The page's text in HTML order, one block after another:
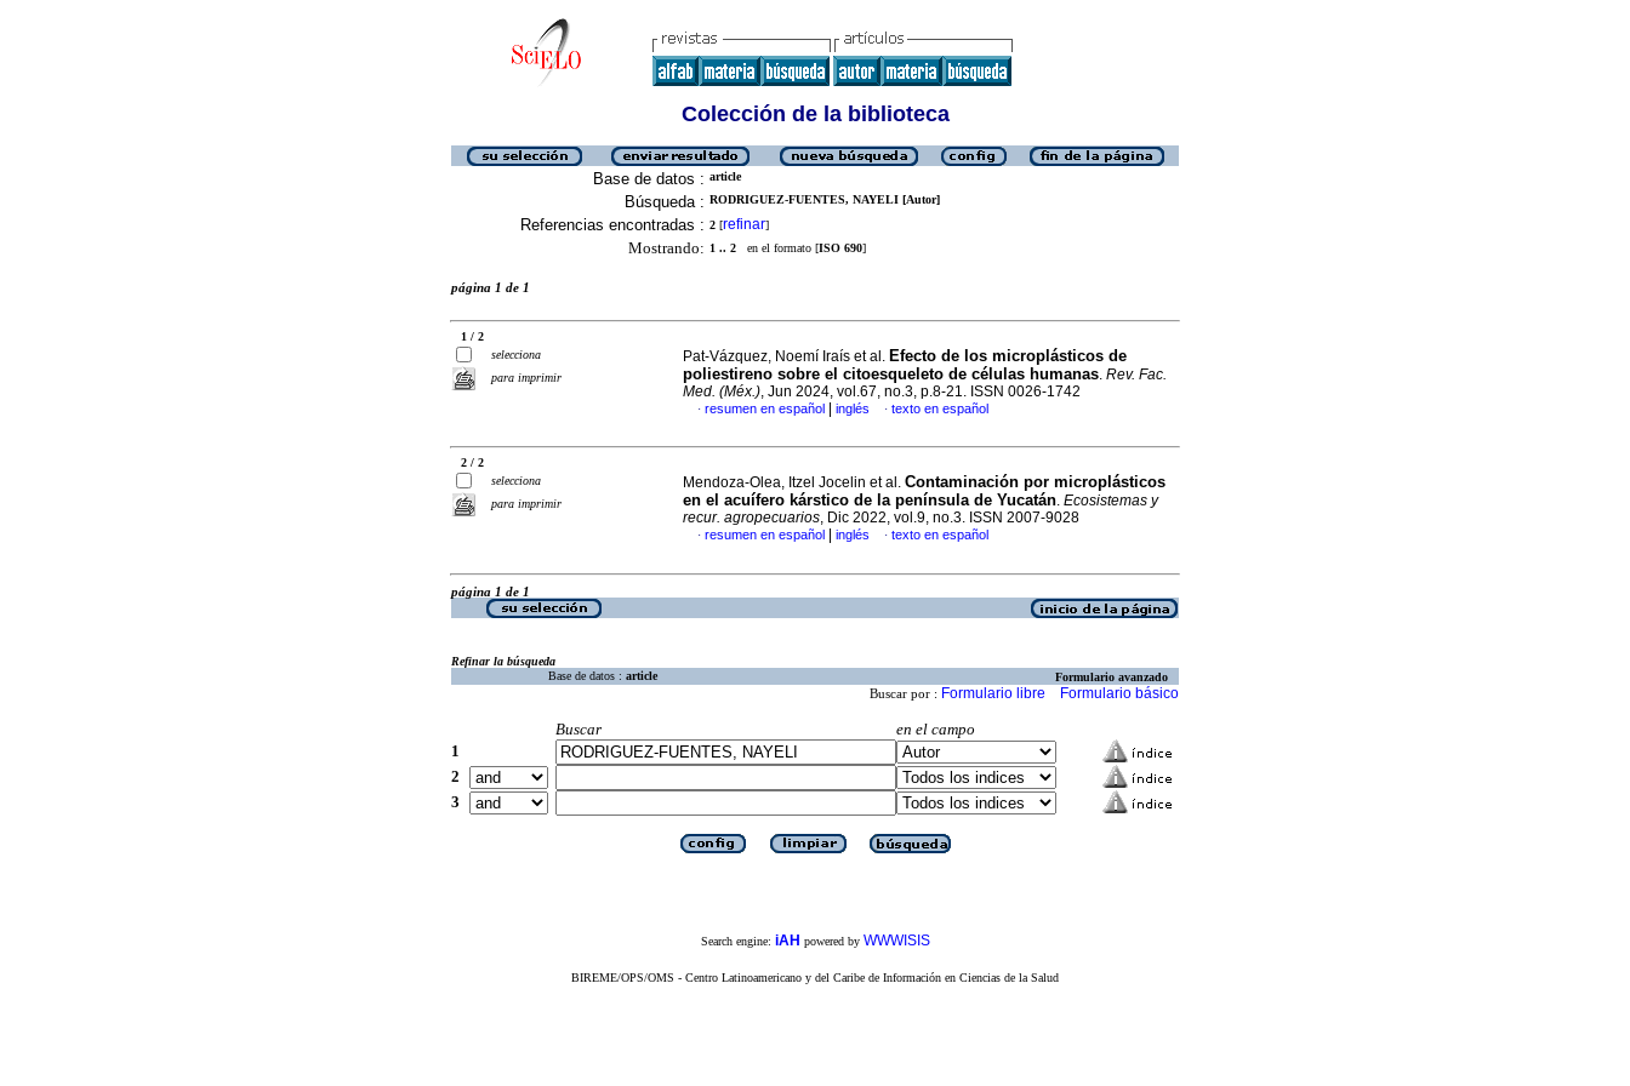
Colección de la biblioteca
Base de datos : article
Búsqueda : RODRIGUEZ-FUENTES, NAYELI [Autor]
Referencias encontradas : 2 [refinar]
Mostrando: 1 .. 2 en el formato [ISO 690]
página 1 de 1
1 / 2
selecciona
para imprimir
Pat-Vázquez, Noemí Iraís et al. Efecto de los microplásticos de
poliestireno sobre el citoesqueleto de células humanas. Rev. Fac.
Med. (Méx.), Jun 2024, vol.67, no.3, p.8-21. ISSN 0026-1742
· resumen en español inglés · texto en español
2 / 2
selecciona
para imprimir
Mendoza-Olea, Itzel Jocelin et al. Contaminación por microplásticos
en el acuífero kárstico de la península de Yucatán. Ecosistemas y
recur. agropecuarios, Dic 2022, vol.9, no.3. ISSN 2007-9028
· resumen en español inglés · texto en español
página 1 de 1
Refinar la búsqueda
Base de datos : article Formulario avanzado
Buscar por : Formulario libre Formulario básico
Buscar
en el campo
1
2
3
Search engine: iAH powered by WWWISIS
BIREME/OPS/OMS - Centro Latinoamericano y del Caribe de Información en Ciencias de la Salud